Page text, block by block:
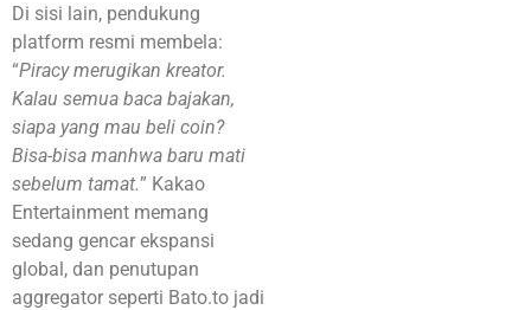
Di sisi lain, pendukung
platform resmi membela:
“Piracy merugikan kreator.
Kalau semua baca bajakan,
siapa yang mau beli coin?
Bisa-bisa manhwa baru mati
sebelum tamat.” Kakao
Entertainment memang
sedang gencar ekspansi
global, dan penutupan
aggregator seperti Bato.to jadi